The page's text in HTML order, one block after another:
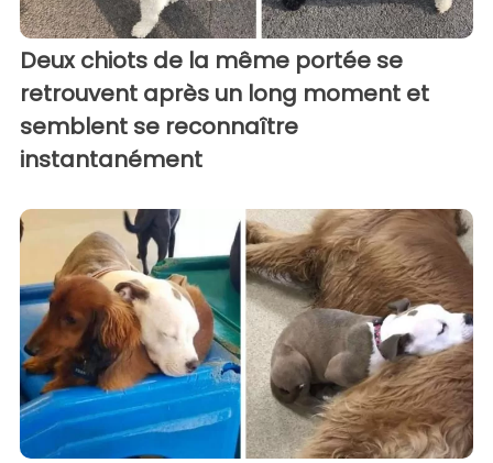
Deux chiots de la même portée se
retrouvent après un long moment et
semblent se reconnaître
instantanément